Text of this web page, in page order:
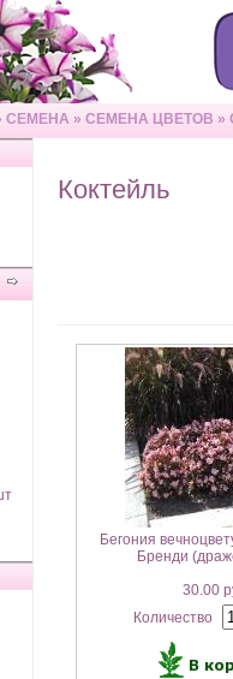
СЕМЕНА » СЕМЕНА ЦВЕТОВ »
Коктейль
Бегония
Бренди
30.00
Количество